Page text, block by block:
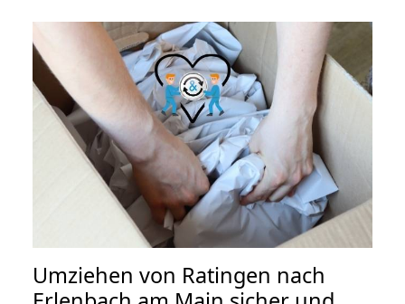
Umziehen von Ratingen nach